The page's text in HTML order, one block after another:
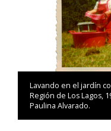
Lavando en el jardín
Región de Los Lagos,
Paulina Alvarado.